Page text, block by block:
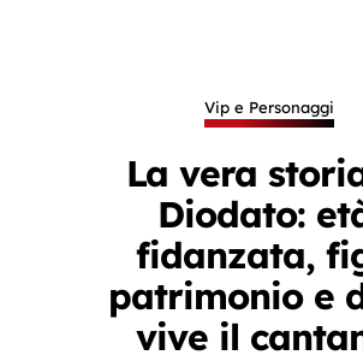
Vip e Personaggi
La vera
Diodato:
fidanzata,
patrimonio e
vive il